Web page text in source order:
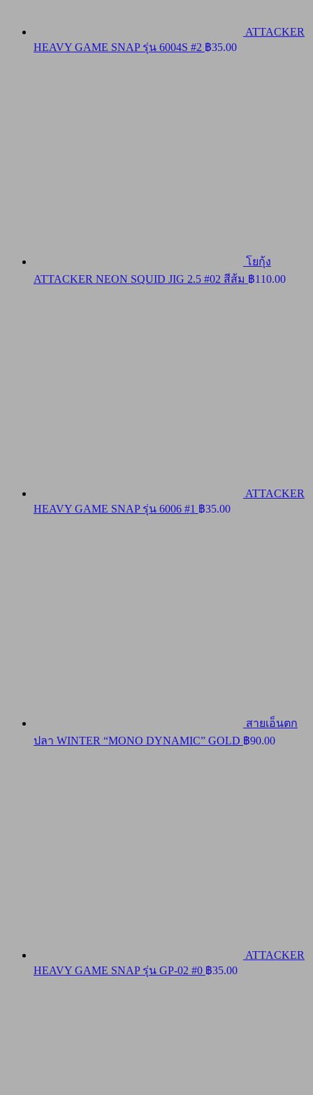
ATTACKER
HEAVY GAME SNAP รุ่น 6004S #2 ฿35.00
โยกุ้ง
ATTACKER NEON SQUID JIG 2.5 #02 สีส้ม ฿110.00
ATTACKER
HEAVY GAME SNAP รุ่น 6006 #1 ฿35.00
สายเอ็นตก
ปลา WINTER “MONO DYNAMIC” GOLD ฿90.00
ATTACKER
HEAVY GAME SNAP รุ่น GP-02 #0 ฿35.00